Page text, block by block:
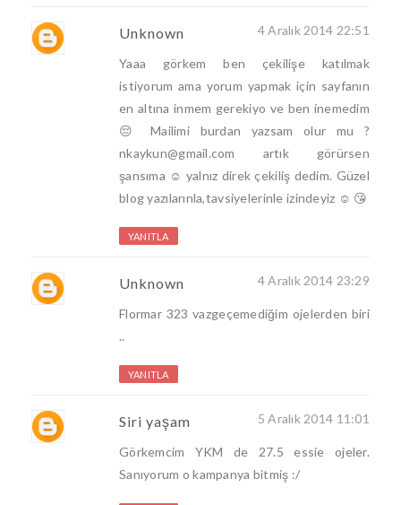
Unknown 4 Aralık 2014 22:51
Yaaa görkem ben çekilişe katılmak
istiyorum ama yorum yapmak için sayfanın
en altına inmem gerekiyo ve ben inemedim
😔 Mailimi burdan yazsam olur mu ?
nkaykun@gmail.com artık görürsen
şansıma ☺️ yalnız direk çekiliş dedim. Güzel
blog yazılarınla,tavsiyelerinle izindeyiz ☺️ 😘
YANITLA
Unknown 4 Aralık 2014 23:29
Flormar 323 vazgeçemediğim ojelerden biri
..
YANITLA
Siri yaşam 5 Aralık 2014 11:01
Görkemcim YKM de 27.5 essie ojeler.
Sanıyorum o kampanya bitmiş :/